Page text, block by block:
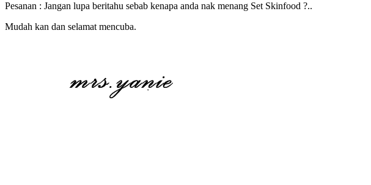
Pesanan : Jangan lupa beritahu sebab kenapa anda nak menang Set Skinfood ?..
Mudah kan dan selamat mencuba.